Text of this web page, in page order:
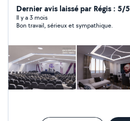
Dernier avis laissé par Régis : 5/5
Il y a 3 mois
Bon travail, sérieux et sympathique.